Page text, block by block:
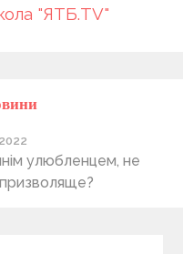
"ЯТБ.TV"
улюбленцем, не